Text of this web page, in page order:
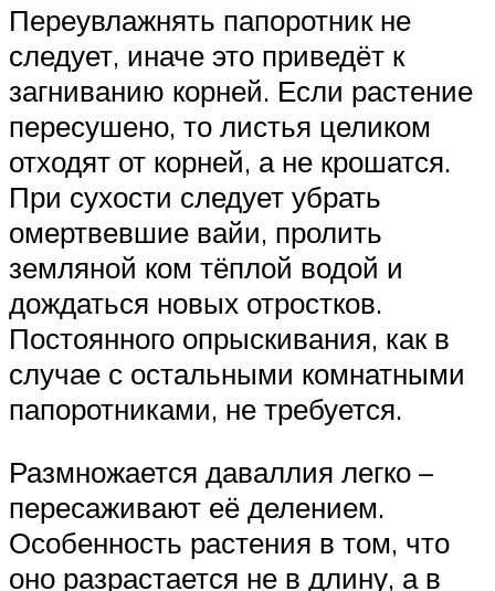
Переувлажнять папоротник не
следует, иначе это приведёт к
загниванию корней. Если растение
пересушено, то листья целиком
отходят от корней, а не крошатся.
При сухости следует убрать
омертвевшие вайи, пролить
земляной ком тёплой водой и
дождаться новых отростков.
Постоянного опрыскивания, как в
случае с остальными комнатными
папоротниками, не требуется.
Размножается даваллия легко –
пересаживают её делением.
Особенность растения в том, что
оно разрастается не в длину, а в